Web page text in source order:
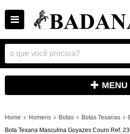
MENU
Home Homens Botas Botas Texanas
Bota Texana Masculina Goyazes Couro Ref.